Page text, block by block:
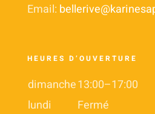
Email:
HEURES D’OUVERTURE
dimanche13:00–17:00
lundi
Fermé